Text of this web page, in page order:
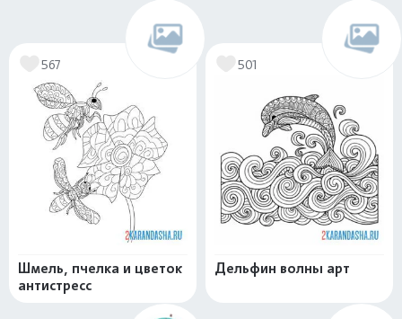
567
Шмель, пчелка и цветок
антистресс
501
Дельфин волны арт